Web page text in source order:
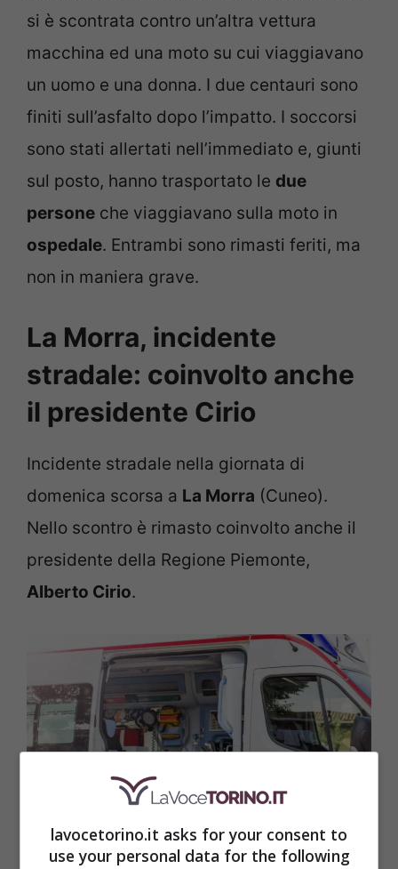
si è scontrata contro un’altra vettura
macchina ed una moto su cui viaggiavano
un uomo e una donna. I due centauri sono
finiti sull’asfalto dopo l’impatto. I soccorsi
sono stati allertati nell’immediato e, giunti
sul posto, hanno trasportato le due
persone che viaggiavano sulla moto in
ospedale. Entrambi sono rimasti feriti, ma
non in maniera grave.
La Morra, incidente
stradale: coinvolto anche
il presidente Cirio
Incidente stradale nella giornata di
domenica scorsa a La Morra (Cuneo).
Nello scontro è rimasto coinvolto anche il
presidente della Regione Piemonte,
Alberto Cirio.
Ambulanza (Lavocetorino.it)
lavocetorino.it asks for your consent to
use your personal data for the following